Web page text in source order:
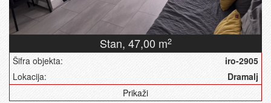
Stan, 47,00 m2
Šifra objekta:
iro-2905
Lokacija:
Dramalj
Prikaži